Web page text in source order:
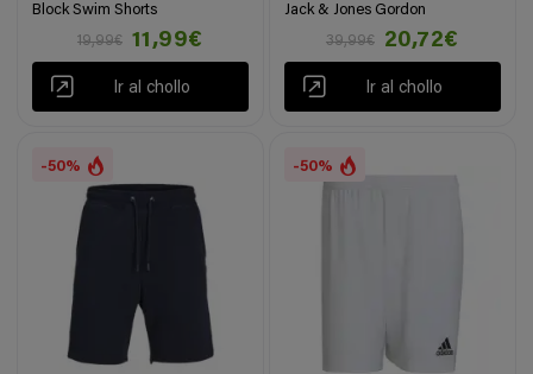
Block Swim Shorts
19,99€
11,99€
Ir al chollo
Jack & Jones Gordon
39,99€
20,72€
Ir al chollo
-50% -50%